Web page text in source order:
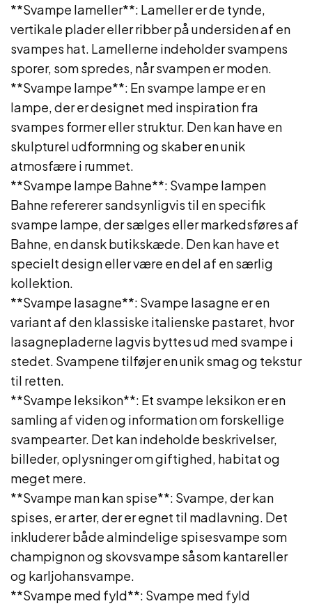
**Svampe lameller**: Lameller er de tynde,
vertikale plader eller ribber på undersiden af en
svampes hat. Lamellerne indeholder svampens
sporer, som spredes, når svampen er moden.
**Svampe lampe**: En svampe lampe er en
lampe, der er designet med inspiration fra
svampes former eller struktur. Den kan have en
skulpturel udformning og skaber en unik
atmosfære i rummet.
**Svampe lampe Bahne**: Svampe lampen
Bahne refererer sandsynligvis til en specifik
svampe lampe, der sælges eller markedsføres af
Bahne, en dansk butikskæde. Den kan have et
specielt design eller være en del af en særlig
kollektion.
**Svampe lasagne**: Svampe lasagne er en
variant af den klassiske italienske pastaret, hvor
lasagnepladerne lagvis byttes ud med svampe i
stedet. Svampene tilføjer en unik smag og tekstur
til retten.
**Svampe leksikon**: Et svampe leksikon er en
samling af viden og information om forskellige
svampearter. Det kan indeholde beskrivelser,
billeder, oplysninger om giftighed, habitat og
meget mere.
**Svampe man kan spise**: Svampe, der kan
spises, er arter, der er egnet til madlavning. Det
inkluderer både almindelige spisesvampe som
champignon og skovsvampe såsom kantareller
og karljohansvampe.
**Svampe med fyld**: Svampe med fyld